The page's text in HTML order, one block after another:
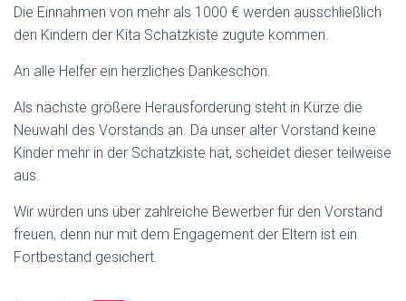
Die Einnahmen von mehr als 1000 € werden ausschließlich
den Kindern der Kita Schatzkiste zugute kommen.
An alle Helfer ein herzliches Dankeschön.
Als nächste größere Herausforderung steht in Kürze die
Neuwahl des Vorstands an. Da unser alter Vorstand keine
Kinder mehr in der Schatzkiste hat, scheidet dieser teilweise
aus.
Wir würden uns über zahlreiche Bewerber für den Vorstand
freuen, denn nur mit dem Engagement der Eltern ist ein
Fortbestand gesichert.